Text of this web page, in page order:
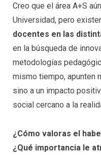
Creo que el área A+S
Universidad, pero
docentes en las
en la búsqueda de
metodologías
mismo tiempo, apunten
sino a un impacto
social cercano a la
¿Cómo valoras el
¿Qué importancia le